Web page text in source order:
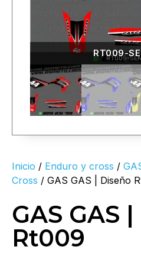
Inicio / Enduro y cross /
Cross / GAS GAS | Diseño
GAS GAS
Rt009
RT009-
RT009-